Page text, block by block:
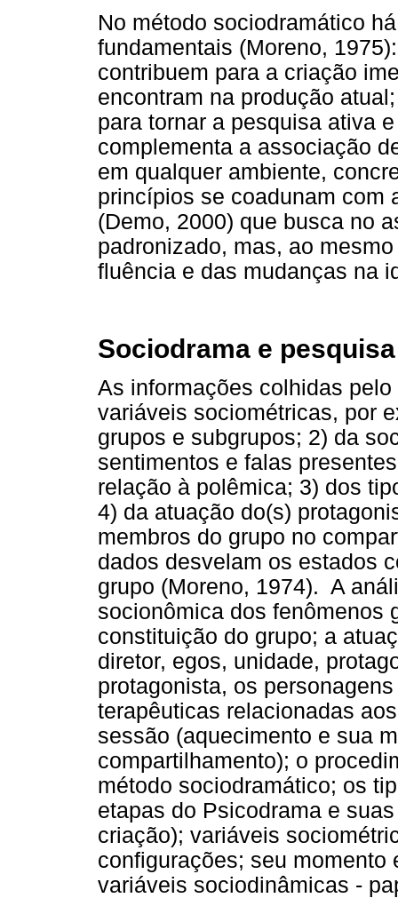
No método sociodramático
fundamentais (Moreno,
contribuem para a criação
encontram na produção
para tornar a pesquisa ativa
complementa a associação
em qualquer ambiente,
princípios se coadunam com
(Demo, 2000) que busca no
padronizado, mas, ao
fluência e das mudanças na
Sociodrama e
As informações colhidas
variáveis sociométricas, por
grupos e subgrupos; 2) da
sentimentos e falas
relação à polêmica; 3) dos
4) da atuação do(s)
membros do grupo no
dados desvelam os estados
grupo (Moreno, 1974). A
socionômica dos fenômenos
constituição do grupo; a
diretor, egos, unidade,
protagonista, os
terapêuticas relacionadas
sessão (aquecimento e sua
compartilhamento); o
método sociodramático; os
etapas do Psicodrama e
criação); variáveis
configurações; seu
variáveis sociodinâmicas -